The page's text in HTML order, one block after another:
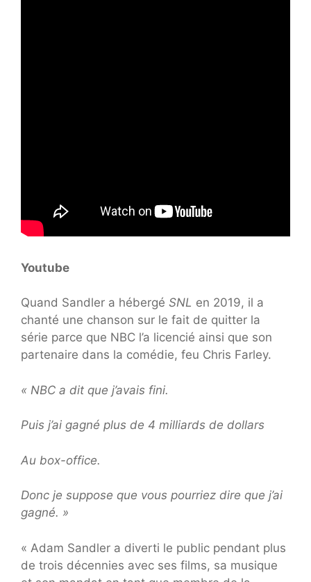
Youtube
Quand Sandler a hébergé SNL en 2019, il a
chanté une chanson sur le fait de quitter la
série parce que NBC l’a licencié ainsi que son
partenaire dans la comédie, feu Chris Farley.
« NBC a dit que j’avais fini.
Puis j’ai gagné plus de 4 milliards de dollars
Au box-office.
Donc je suppose que vous pourriez dire que j’ai
gagné. »
« Adam Sandler a diverti le public pendant plus
de trois décennies avec ses films, sa musique